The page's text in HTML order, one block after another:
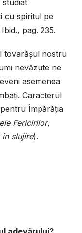
cu spiritul pe
pag. 235.
tovarășul nostru
nevăzute ne
asemenea
Caracterul
Împărăția
Fericirilor,
slujire).
adevărului?